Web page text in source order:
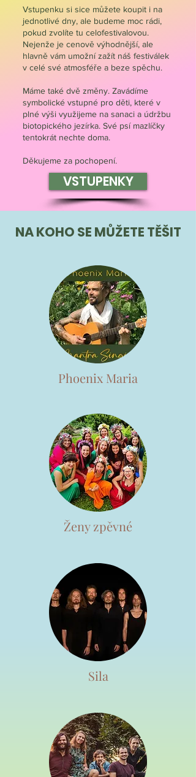
Vstupenku si sice můžete koupit i na
jednotlivé dny, ale budeme moc rádi,
pokud zvolíte tu celofestivalovou.
Nejenže je cenově výhodnější, ale
hlavně vám umožní zažít náš festiválek
v celé své atmosféře a beze spěchu.
Máme také dvě změny. Zavádíme
symbolické vstupné pro děti, které v
plné výši využijeme na sanaci a údržbu
biotopického jezírka. Své psí mazlíčky
tentokrát nechte doma.
Děkujeme za pochopení.
VSTUPENKY
NA KOHO SE MŮŽETE TĚŠIT
Phoenix Maria
Ženy zpěvné
Sila